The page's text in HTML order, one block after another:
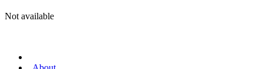
Not available